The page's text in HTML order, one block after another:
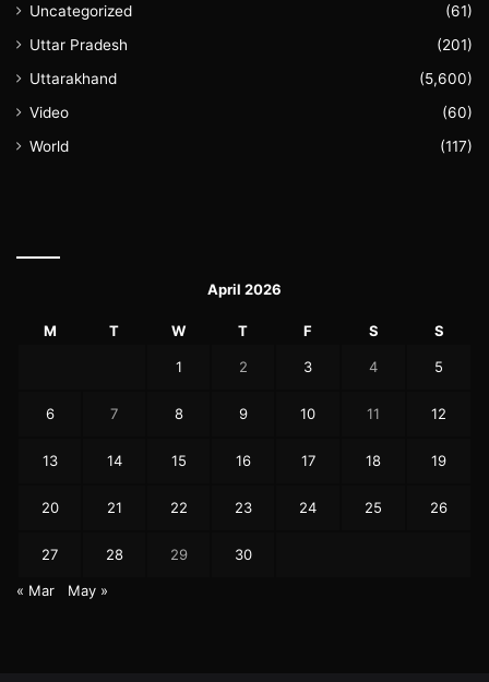
Uncategorized
(61)
Uttar Pradesh
(201)
Uttarakhand
(5,600)
Video
(60)
World
(117)
April 2026
M T W T F S S
1 2 3 4 5
6 7 8 9 10 11 12
13 14 15 16 17 18 19
20 21 22 23 24 25 26
27 28 29 30
« Mar May »